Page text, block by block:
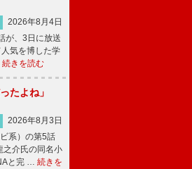
2026年8月4日
が、3日に放送
気を博した学
続きを読む
たよね」
2026年8月3日
系）の第5話
介氏の同名小
と完 … 続きを